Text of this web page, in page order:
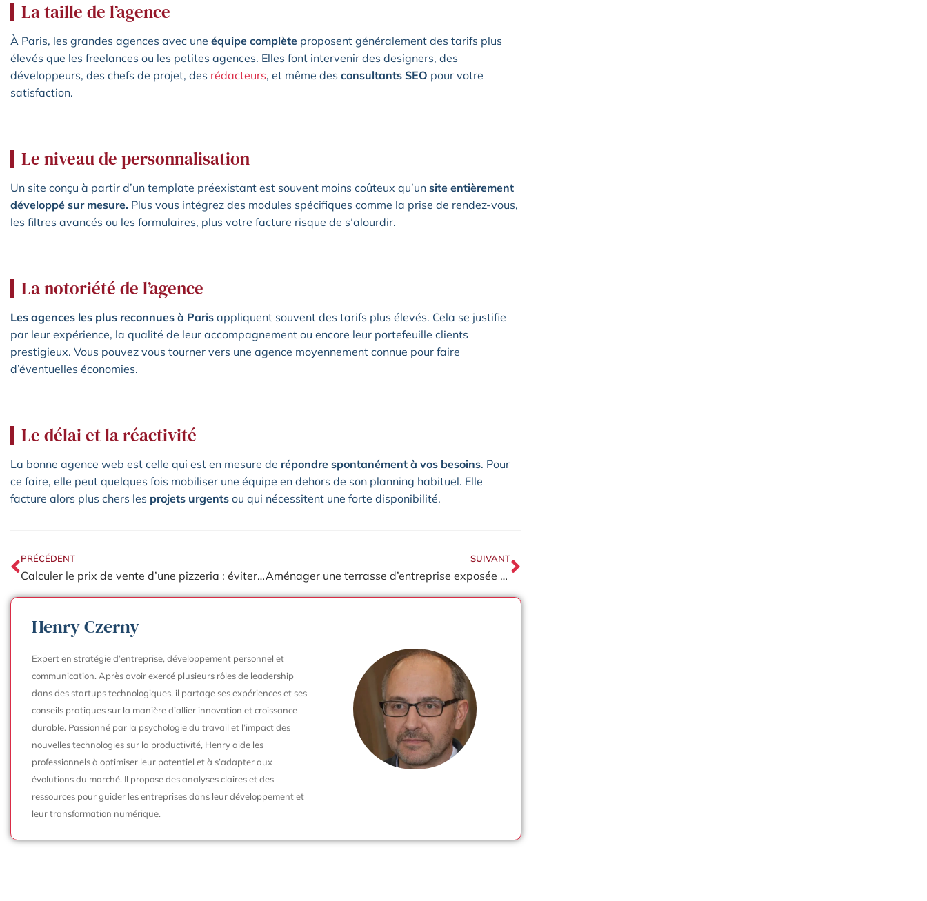
La taille de l’agence
À Paris, les grandes agences avec une équipe complète proposent généralement des tarifs plus
élevés que les freelances ou les petites agences. Elles font intervenir des designers, des
développeurs, des chefs de projet, des rédacteurs, et même des consultants SEO pour votre
satisfaction.
Le niveau de personnalisation
Un site conçu à partir d’un template préexistant est souvent moins coûteux qu’un site entièrement
développé sur mesure. Plus vous intégrez des modules spécifiques comme la prise de rendez-vous,
les filtres avancés ou les formulaires, plus votre facture risque de s’alourdir.
La notoriété de l’agence
Les agences les plus reconnues à Paris appliquent souvent des tarifs plus élevés. Cela se justifie
par leur expérience, la qualité de leur accompagnement ou encore leur portefeuille clients
prestigieux. Vous pouvez vous tourner vers une agence moyennement connue pour faire
d’éventuelles économies.
Le délai et la réactivité
La bonne agence web est celle qui est en mesure de répondre spontanément à vos besoins. Pour
ce faire, elle peut quelques fois mobiliser une équipe en dehors de son planning habituel. Elle
facture alors plus chers les projets urgents ou qui nécessitent une forte disponibilité.
PRÉCÉDENT
Calculer le prix de vente d’une pizzeria : éviter les pièges et maximiser votre valeur
SUIVANT
Aménager une terrasse d’entreprise exposée au vent pour un espace convivial et protégé
Henry Czerny
Expert en stratégie d’entreprise, développement personnel et
communication. Après avoir exercé plusieurs rôles de leadership
dans des startups technologiques, il partage ses expériences et ses
conseils pratiques sur la manière d’allier innovation et croissance
durable. Passionné par la psychologie du travail et l’impact des
nouvelles technologies sur la productivité, Henry aide les
professionnels à optimiser leur potentiel et à s’adapter aux
évolutions du marché. Il propose des analyses claires et des
ressources pour guider les entreprises dans leur développement et
leur transformation numérique.